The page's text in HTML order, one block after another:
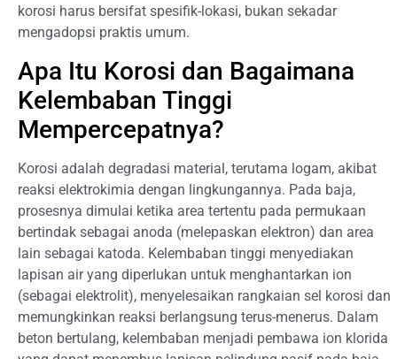
korosi harus bersifat spesifik-lokasi, bukan sekadar
mengadopsi praktis umum.
Apa Itu Korosi dan Bagaimana
Kelembaban Tinggi
Mempercepatnya?
Korosi adalah degradasi material, terutama logam, akibat
reaksi elektrokimia dengan lingkungannya. Pada baja,
prosesnya dimulai ketika area tertentu pada permukaan
bertindak sebagai anoda (melepaskan elektron) dan area
lain sebagai katoda. Kelembaban tinggi menyediakan
lapisan air yang diperlukan untuk menghantarkan ion
(sebagai elektrolit), menyelesaikan rangkaian sel korosi dan
memungkinkan reaksi berlangsung terus-menerus. Dalam
beton bertulang, kelembaban menjadi pembawa ion klorida